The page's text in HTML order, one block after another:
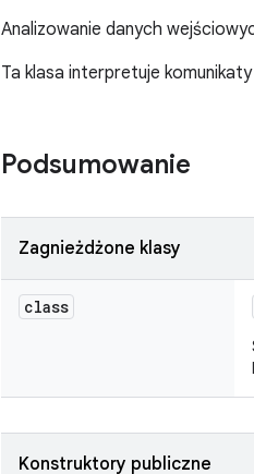
Analizowanie danych
Ta klasa interpretuje
Podsumowanie
Zagnieżdżone klasy
class
Konstruktory publiczne